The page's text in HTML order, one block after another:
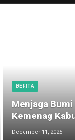
BERITA
Menjaga
Kemenag
December 11, 2025